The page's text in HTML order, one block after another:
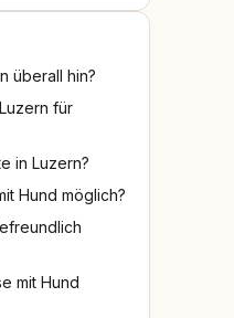
überall hin?
für
in Luzern?
Hund möglich?
mit Hund